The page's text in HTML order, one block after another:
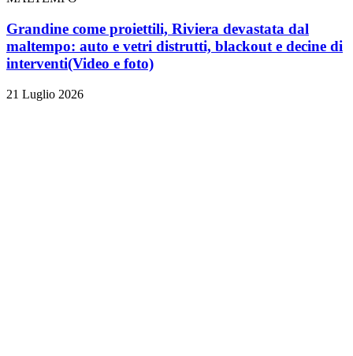
Grandine come proiettili, Riviera devastata dal
maltempo: auto e vetri distrutti, blackout e decine di
interventi(Video e foto)
21 Luglio 2026